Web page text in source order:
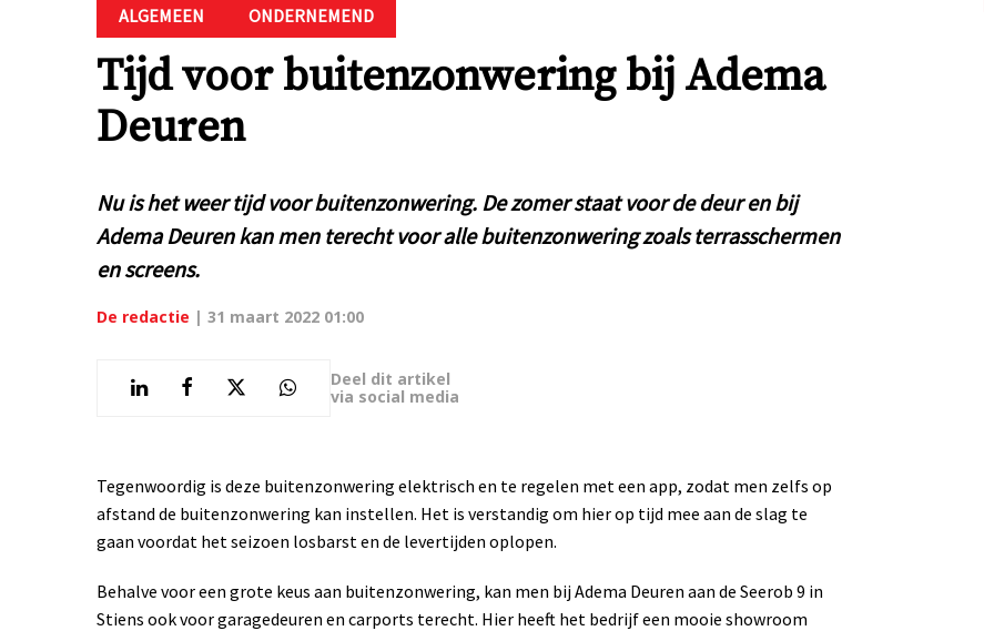
ALGEMEEN ONDERNEMEND
Tijd voor buitenzonwering bij Adema
Deuren
Nu is het weer tijd voor buitenzonwering. De zomer staat voor de deur en bij
Adema Deuren kan men terecht voor alle buitenzonwering zoals terrasschermen
en screens.
De redactie | 31 maart 2022 01:00
Deel dit artikel
via social media
Tegenwoordig is deze buitenzonwering elektrisch en te regelen met een app, zodat men zelfs op
afstand de buitenzonwering kan instellen. Het is verstandig om hier op tijd mee aan de slag te
gaan voordat het seizoen losbarst en de levertijden oplopen.
Behalve voor een grote keus aan buitenzonwering, kan men bij Adema Deuren aan de Seerob 9 in
Stiens ook voor garagedeuren en carports terecht. Hier heeft het bedrijf een mooie showroom